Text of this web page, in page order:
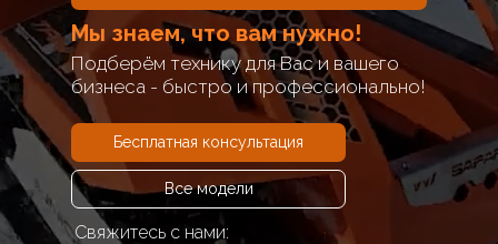
Подберём технику для Вас и вашего
бизнеса - быстро и профессионально!
Мы знаем, что вам нужно!
Все модели
Свяжитесь с нами:
Бесплатная консультация